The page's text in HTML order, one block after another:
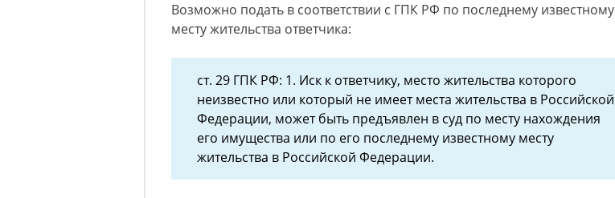
Возможно подать в соответствии с ГПК РФ по последнему известному
месту жительства ответчика:
ст. 29 ГПК РФ: 1. Иск к ответчику, место жительства которого
неизвестно или который не имеет места жительства в Российской
Федерации, может быть предъявлен в суд по месту нахождения
его имущества или по его последнему известному месту
жительства в Российской Федерации.